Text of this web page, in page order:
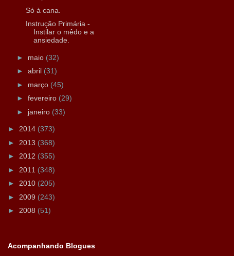
Só à cana.
Instrução Primária -
Instilar o mêdo e a
ansiedade.
► maio (32)
► abril (31)
► março (45)
► fevereiro (29)
► janeiro (33)
► 2014 (373)
► 2013 (368)
► 2012 (355)
► 2011 (348)
► 2010 (205)
► 2009 (243)
► 2008 (51)
Acompanhando Blogues